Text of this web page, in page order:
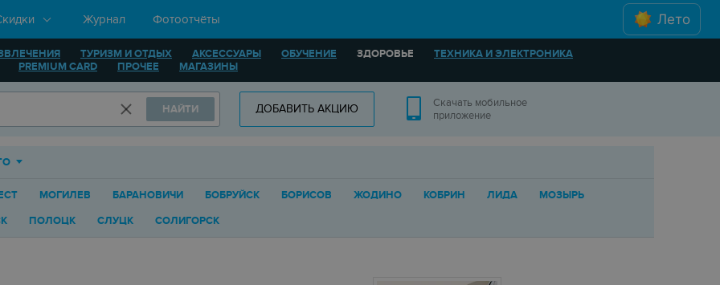
Журнал Фотоотчёты Лето
ТУРИЗМ И ОТДЫХ АКСЕССУАРЫ ОБУЧЕНИЕ ЗДОРОВЬЕ
ТЕХНИКА И ЭЛЕКТРОНИКА
PREMIUM CARD ПРОЧЕЕ МАГАЗИНЫ
НАЙТИ ДОБАВИТЬ АКЦИЮ
Скачать мобильное
приложение
МОГИЛЕВ БАРАНОВИЧИ БОБРУЙСК БОРИСОВ ЖОДИНО КОБРИН ЛИДА
МОЗЫРЬ
ПОЛОЦК СЛУЦК СОЛИГОРСК